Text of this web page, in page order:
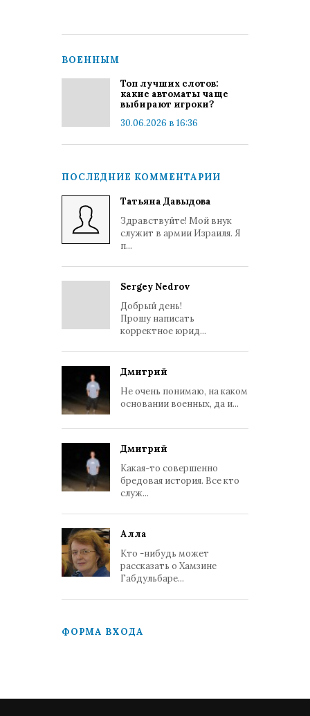
ВОЕННЫМ
Топ лучших слотов:
какие автоматы чаще
выбирают игроки?
30.06.2026 в 16:36
ПОСЛЕДНИЕ КОММЕНТАРИИ
Татьяна Давыдова
Здравствуйте! Мой внук
служит в армии Израиля. Я
п...
Sergey Nedrov
Добрый день!
Прошу написать
корректное юрид...
Дмитрий
Не очень понимаю, на каком
основании военных, да и...
Дмитрий
Какая-то совершенно
бредовая история. Все кто
служ...
Алла
Кто -нибудь может
рассказать о Хамзине
Габдульбаре...
ФОРМА ВХОДА